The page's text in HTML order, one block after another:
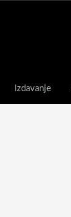
Izdavanje